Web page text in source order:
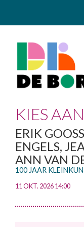
KIES
ERIK
ENGELS,
ANN VAN
100 JAAR
11 OKT. 2026 14:00